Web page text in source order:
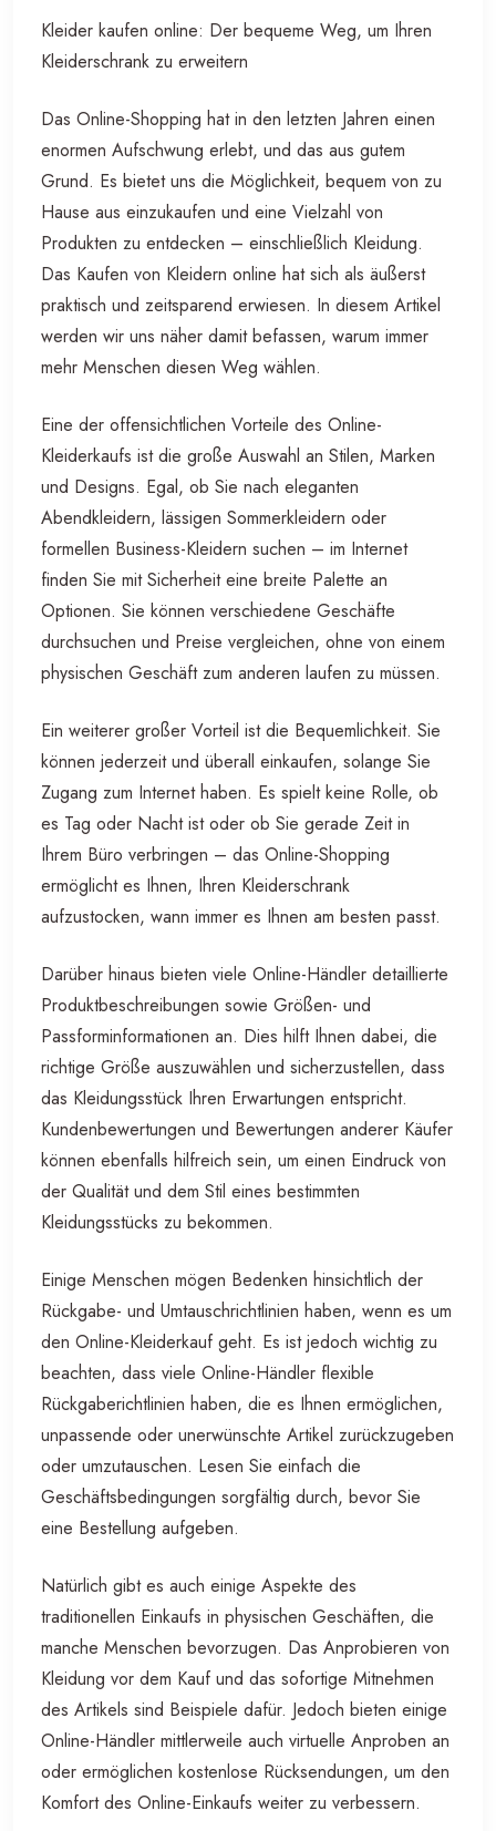
Kleider kaufen online: Der bequeme Weg, um Ihren
Kleiderschrank zu erweitern
Das Online-Shopping hat in den letzten Jahren einen
enormen Aufschwung erlebt, und das aus gutem
Grund. Es bietet uns die Möglichkeit, bequem von zu
Hause aus einzukaufen und eine Vielzahl von
Produkten zu entdecken – einschließlich Kleidung.
Das Kaufen von Kleidern online hat sich als äußerst
praktisch und zeitsparend erwiesen. In diesem Artikel
werden wir uns näher damit befassen, warum immer
mehr Menschen diesen Weg wählen.
Eine der offensichtlichen Vorteile des Online-
Kleiderkaufs ist die große Auswahl an Stilen, Marken
und Designs. Egal, ob Sie nach eleganten
Abendkleidern, lässigen Sommerkleidern oder
formellen Business-Kleidern suchen – im Internet
finden Sie mit Sicherheit eine breite Palette an
Optionen. Sie können verschiedene Geschäfte
durchsuchen und Preise vergleichen, ohne von einem
physischen Geschäft zum anderen laufen zu müssen.
Ein weiterer großer Vorteil ist die Bequemlichkeit. Sie
können jederzeit und überall einkaufen, solange Sie
Zugang zum Internet haben. Es spielt keine Rolle, ob
es Tag oder Nacht ist oder ob Sie gerade Zeit in
Ihrem Büro verbringen – das Online-Shopping
ermöglicht es Ihnen, Ihren Kleiderschrank
aufzustocken, wann immer es Ihnen am besten passt.
Darüber hinaus bieten viele Online-Händler detaillierte
Produktbeschreibungen sowie Größen- und
Passforminformationen an. Dies hilft Ihnen dabei, die
richtige Größe auszuwählen und sicherzustellen, dass
das Kleidungsstück Ihren Erwartungen entspricht.
Kundenbewertungen und Bewertungen anderer Käufer
können ebenfalls hilfreich sein, um einen Eindruck von
der Qualität und dem Stil eines bestimmten
Kleidungsstücks zu bekommen.
Einige Menschen mögen Bedenken hinsichtlich der
Rückgabe- und Umtauschrichtlinien haben, wenn es um
den Online-Kleiderkauf geht. Es ist jedoch wichtig zu
beachten, dass viele Online-Händler flexible
Rückgaberichtlinien haben, die es Ihnen ermöglichen,
unpassende oder unerwünschte Artikel zurückzugeben
oder umzutauschen. Lesen Sie einfach die
Geschäftsbedingungen sorgfältig durch, bevor Sie
eine Bestellung aufgeben.
Natürlich gibt es auch einige Aspekte des
traditionellen Einkaufs in physischen Geschäften, die
manche Menschen bevorzugen. Das Anprobieren von
Kleidung vor dem Kauf und das sofortige Mitnehmen
des Artikels sind Beispiele dafür. Jedoch bieten einige
Online-Händler mittlerweile auch virtuelle Anproben an
oder ermöglichen kostenlose Rücksendungen, um den
Komfort des Online-Einkaufs weiter zu verbessern.